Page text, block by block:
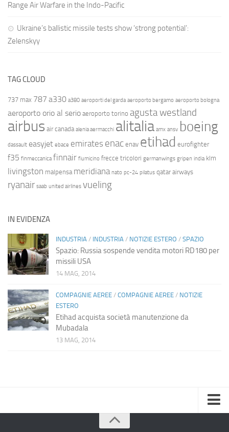
Range Air Warfare in the Indo-Pacific
Ukraine’s ballistic missile tests show ‘strong potential’:
Zelenskyy
TAG CLOUD
737 max 787 a330 a380 aeroporti del garda aeroporto bergamo aeroporto bologna
aeroporto orio al serio aeroporto torino agusta westland
airbus air canada alenia aermacchi alitalia amx ansv boeing
dassault easyjet ebace emirates enac enav etihad eurofighter
f35 finmeccanica finnair fiumicino frecce tricolori germanwings gripen india klm
livingston malpensa meridiana nato pc-24 pilatus qatar airways
ryanair saab united airlines vueling
IN EVIDENZA
INDUSTRIA / INDUSTRIA / NOTIZIE ESTERO / SPAZIO
Spazio: Russia sospende vendita motori RD180 per
missili USA
14 MAG, 2014
COMPAGNIE AEREE / COMPAGNIE AEREE / NOTIZIE
ESTERO
Etihad acquista società manutenzione da
Mubadala
13 MAG, 2014